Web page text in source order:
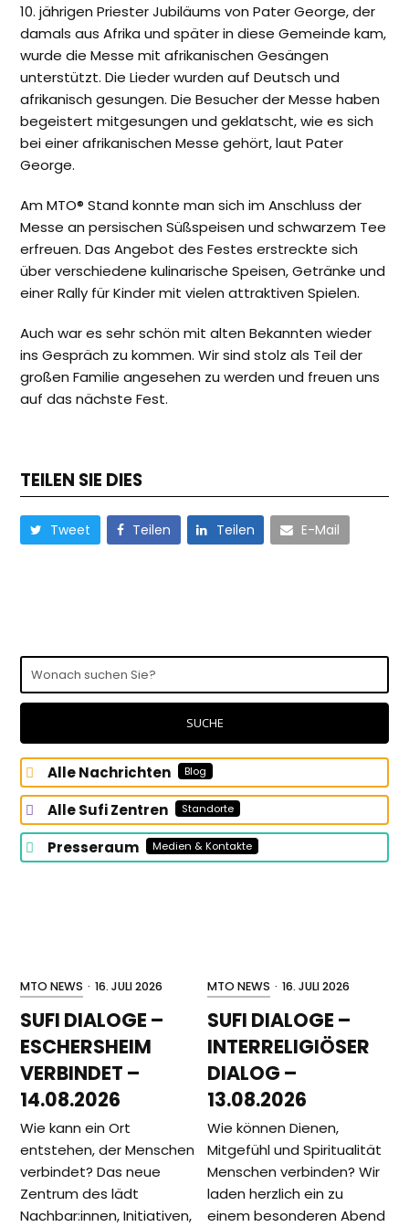
10. jährigen Priester Jubiläums von Pater George, der
damals aus Afrika und später in diese Gemeinde kam,
wurde die Messe mit afrikanischen Gesängen
unterstützt. Die Lieder wurden auf Deutsch und
afrikanisch gesungen. Die Besucher der Messe haben
begeistert mitgesungen und geklatscht, wie es sich
bei einer afrikanischen Messe gehört, laut Pater
George.
Am MTO® Stand konnte man sich im Anschluss der
Messe an persischen Süßspeisen und schwarzem Tee
erfreuen. Das Angebot des Festes erstreckte sich
über verschiedene kulinarische Speisen, Getränke und
einer Rally für Kinder mit vielen attraktiven Spielen.
Auch war es sehr schön mit alten Bekannten wieder
ins Gespräch zu kommen. Wir sind stolz als Teil der
großen Familie angesehen zu werden und freuen uns
auf das nächste Fest.
TEILEN SIE DIES
Tweet Teilen Teilen E-Mail
suchen
Sie?
SUCHE
Alle Nachrichten Blog
Alle Sufi Zentren Standorte
Presseraum Medien & Kontakte
MTO NEWS · 16. JULI 2026
SUFI DIALOGE –
ESCHERSHEIM
VERBINDET –
14.08.2026
Wie kann ein Ort
entstehen, der Menschen
verbindet? Das neue
Zentrum des lädt
Nachbar:innen, Initiativen,
MTO NEWS · 16. JULI 2026
SUFI DIALOGE –
INTERRELIGIÖSER
DIALOG –
13.08.2026
Wie können Dienen,
Mitgefühl und Spiritualität
Menschen verbinden? Wir
laden herzlich ein zu
einem besonderen Abend